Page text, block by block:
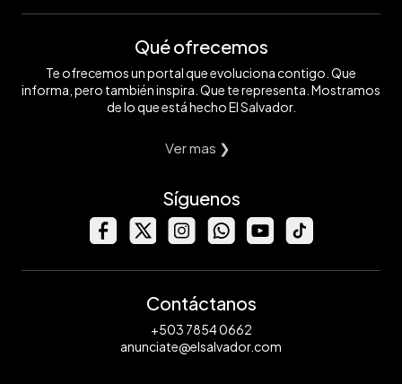
Qué ofrecemos
Te ofrecemos un portal que evoluciona contigo. Que
informa, pero también inspira. Que te representa. Mostramos
de lo que está hecho El Salvador.
Ver mas ❯
Síguenos
Contáctanos
+503 7854 0662
anunciate@elsalvador.com